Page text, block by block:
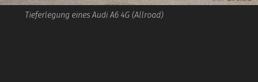
Tieferlegung eines Audi A6 4G (Allroad)